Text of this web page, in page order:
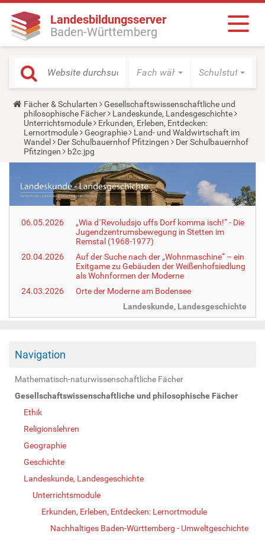
Landesbildungsserver
Baden-Württemberg
Fach wählen Schulstufe
Y
o
u
a
r
e
h
e
:
Fächer & Schularten
Gesellschaftswissenschaftliche und
philosophische Fächer
Landeskunde, Landesgeschichte
Unterrichtsmodule
Erkunden, Erleben, Entdecken:
Lernortmodule
Geographie
Land- und Waldwirtschaft im
Wandel
Der Schulbauernhof Pfitzingen
Der Schulbauernhof
Pfitzingen
b2c.jpg
06.05.2026
„Wia d´Revoludsjo uffs Dorf komma isch!“ - Die
Jugendzentrumsbewegung in Stetten im
Remstal (1968-1977)
20.04.2026
Auf der Suche nach der „Wohnmaschine“ – ein
Exitgame zu Gebäuden der Weißenhofsiedlung
als Wohnformen der Moderne
24.03.2026
Orte der Moderne am Bodensee
Landeskunde, Landesgeschichte
Navigation
Mathematisch-naturwissenschaftliche Fächer
Gesellschaftswissenschaftliche und philosophische Fächer
Ethik
Religionslehren
Geographie
Geschichte
Landeskunde, Landesgeschichte
Unterrichtsmodule
Erkunden, Erleben, Entdecken: Lernortmodule
Nachhaltiges Baden-Württemberg - Umweltgeschichte